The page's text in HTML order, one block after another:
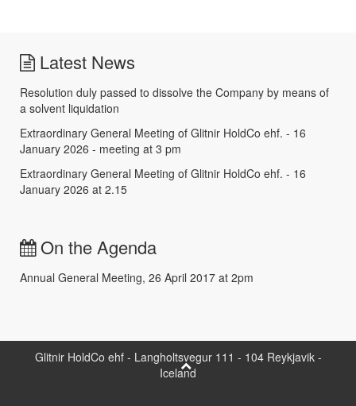
Latest News
Resolution duly passed to dissolve the Company by means of
a solvent liquidation
Extraordinary General Meeting of Glitnir HoldCo ehf. - 16
January 2026 - meeting at 3 pm
Extraordinary General Meeting of Glitnir HoldCo ehf. - 16
January 2026 at 2.15
On the Agenda
Annual General Meeting, 26 April 2017 at 2pm
Glitnir HoldCo ehf - Langholtsvegur 111 - 104 Reykjavik -
Iceland